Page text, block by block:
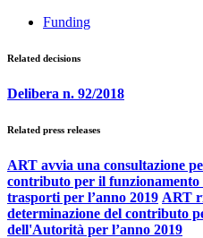
Funding
Related decisions
Delibera n. 92/2018
Related press releases
ART avvia una consultazione
contributo per il
trasporti per l’anno 2019 ART
determinazione del contributo
dell'Autorità per l’anno 2019